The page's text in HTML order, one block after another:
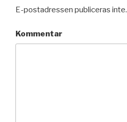
E-postadressen publiceras inte.
Kommentar